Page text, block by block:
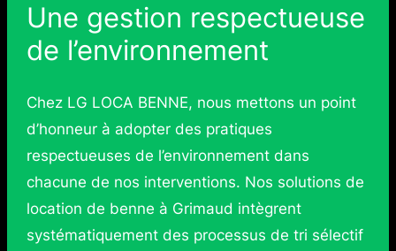
Une gestion respectueuse
de l’environnement
Chez LG LOCA BENNE, nous mettons un point
d’honneur à adopter des pratiques
respectueuses de l’environnement dans
chacune de nos interventions. Nos solutions de
location de benne à Grimaud intègrent
systématiquement des processus de tri sélectif